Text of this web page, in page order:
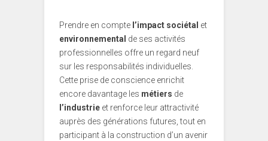
Prendre en compte l’impact sociétal et
environnemental de ses activités
professionnelles offre un regard neuf
sur les responsabilités individuelles.
Cette prise de conscience enrichit
encore davantage les métiers de
l’industrie et renforce leur attractivité
auprès des générations futures, tout en
participant à la construction d’un avenir